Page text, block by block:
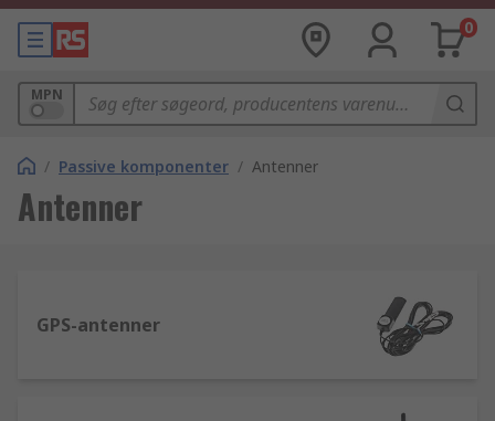
0
MPN
/ Passive komponenter / Antenner
Antenner
GPS-antenner